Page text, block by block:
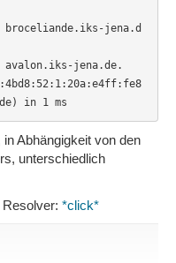
broceliande.iks-jena.d
avalon.iks-jena.de.
in 1 ms
Abhängigkeit von den
unterschiedlich
*click*